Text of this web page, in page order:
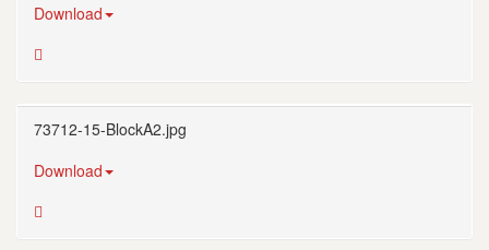
Download
73712-15-BlockA2.jpg
Download